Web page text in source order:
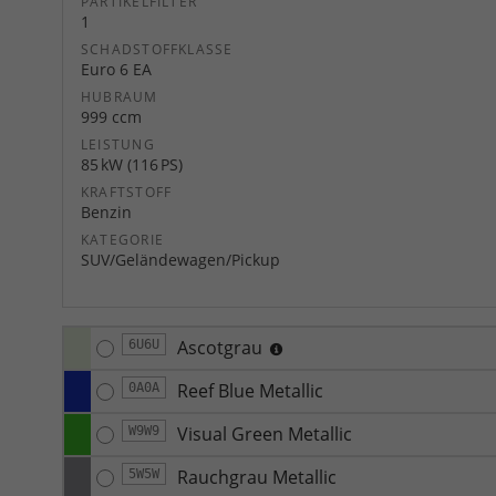
1
SCHADSTOFFKLASSE
Euro 6 EA
HUBRAUM
999 ccm
LEISTUNG
85 kW (116 PS)
KRAFTSTOFF
Benzin
KATEGORIE
SUV/Geländewagen/Pickup
6U6U Ascotgrau
0A0A Reef Blue Metallic
W9W9 Visual Green Metallic
5W5W Rauchgrau Metallic